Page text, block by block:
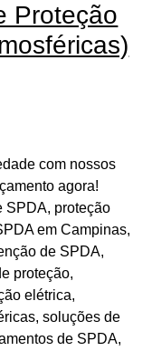
Proteção
com nossos
agora!
SPDA, proteção
em Campinas,
de SPDA,
proteção,
elétrica,
soluções de
de SPDA,